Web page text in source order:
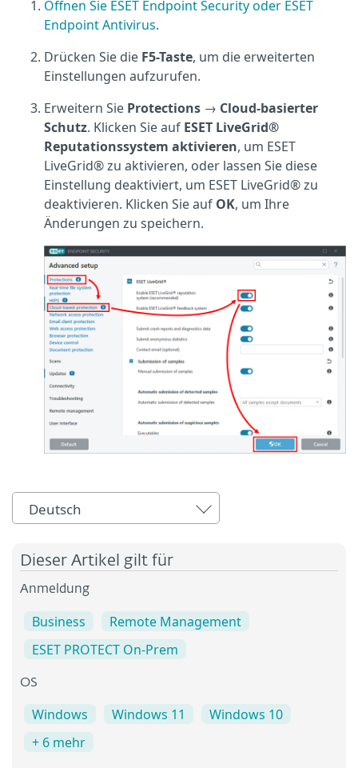
Öffnen Sie ESET Endpoint Security oder ESET
Endpoint Antivirus.
Drücken Sie die F5-Taste, um die erweiterten
Einstellungen aufzurufen.
Erweitern Sie Protections → Cloud-basierter
Schutz. Klicken Sie auf ESET LiveGrid®
Reputationssystem aktivieren, um ESET
LiveGrid® zu aktivieren, oder lassen Sie diese
Einstellung deaktiviert, um ESET LiveGrid® zu
deaktivieren. Klicken Sie auf OK, um Ihre
Änderungen zu speichern.
Deutsch
Dieser Artikel gilt für
Anmeldung
Business
Remote Management
ESET PROTECT On-Prem
OS
Windows Windows 11
Windows 10
+ 6 mehr